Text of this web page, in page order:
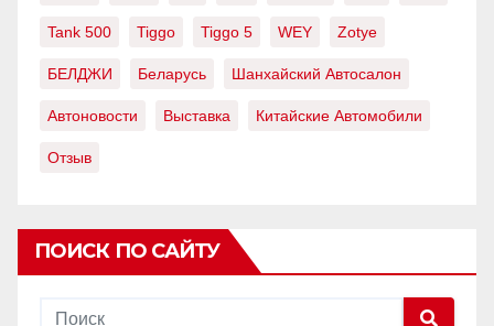
Tank 500 Tiggo Tiggo 5 WEY Zotye
БЕЛДЖИ Беларусь Шанхайский Автосалон
Автоновости Выставка Китайские Автомобили
Отзыв
ПОИСК ПО САЙТУ